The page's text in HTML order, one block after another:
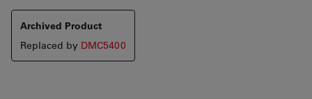
Archived Product
Replaced by DMC5400